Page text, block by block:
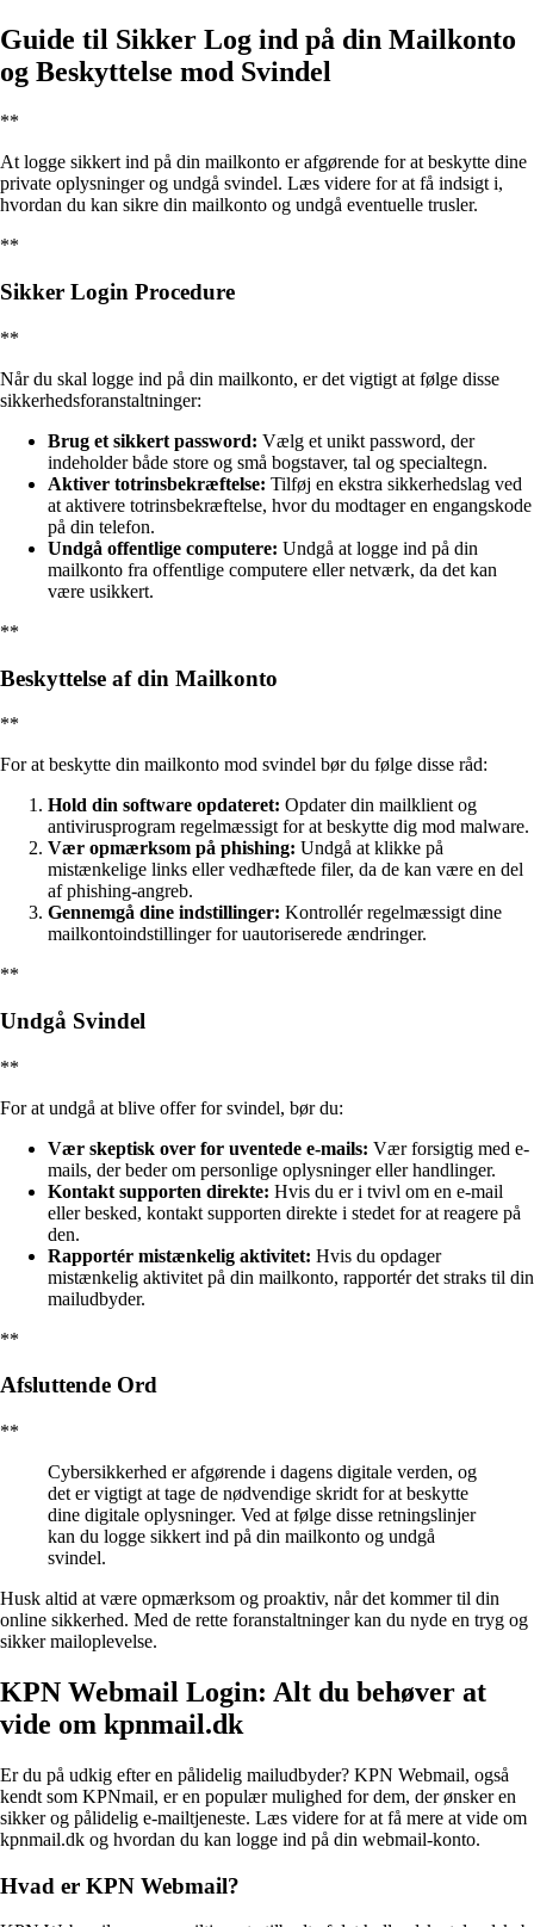
Guide til Sikker Log ind på din Mailkonto
og Beskyttelse mod Svindel
**
At logge sikkert ind på din mailkonto er afgørende for at beskytte dine
private oplysninger og undgå svindel. Læs videre for at få indsigt i,
hvordan du kan sikre din mailkonto og undgå eventuelle trusler.
**
Sikker Login Procedure
**
Når du skal logge ind på din mailkonto, er det vigtigt at følge disse
sikkerhedsforanstaltninger:
Brug et sikkert password: Vælg et unikt password, der
indeholder både store og små bogstaver, tal og specialtegn.
Aktiver totrinsbekræftelse: Tilføj en ekstra sikkerhedslag ved
at aktivere totrinsbekræftelse, hvor du modtager en engangskode
på din telefon.
Undgå offentlige computere: Undgå at logge ind på din
mailkonto fra offentlige computere eller netværk, da det kan
være usikkert.
**
Beskyttelse af din Mailkonto
**
For at beskytte din mailkonto mod svindel bør du følge disse råd:
Hold din software opdateret: Opdater din mailklient og
antivirusprogram regelmæssigt for at beskytte dig mod malware.
Vær opmærksom på phishing: Undgå at klikke på
mistænkelige links eller vedhæftede filer, da de kan være en del
af phishing-angreb.
Gennemgå dine indstillinger: Kontrollér regelmæssigt dine
mailkontoindstillinger for uautoriserede ændringer.
**
Undgå Svindel
**
For at undgå at blive offer for svindel, bør du:
Vær skeptisk over for uventede e-mails: Vær forsigtig med e-
mails, der beder om personlige oplysninger eller handlinger.
Kontakt supporten direkte: Hvis du er i tvivl om en e-mail
eller besked, kontakt supporten direkte i stedet for at reagere på
den.
Rapportér mistænkelig aktivitet: Hvis du opdager
mistænkelig aktivitet på din mailkonto, rapportér det straks til din
mailudbyder.
**
Afsluttende Ord
**
Cybersikkerhed er afgørende i dagens digitale verden, og
det er vigtigt at tage de nødvendige skridt for at beskytte
dine digitale oplysninger. Ved at følge disse retningslinjer
kan du logge sikkert ind på din mailkonto og undgå
svindel.
Husk altid at være opmærksom og proaktiv, når det kommer til din
online sikkerhed. Med de rette foranstaltninger kan du nyde en tryg og
sikker mailoplevelse.
KPN Webmail Login: Alt du behøver at
vide om kpnmail.dk
Er du på udkig efter en pålidelig mailudbyder? KPN Webmail, også
kendt som KPNmail, er en populær mulighed for dem, der ønsker en
sikker og pålidelig e-mailtjeneste. Læs videre for at få mere at vide om
kpnmail.dk og hvordan du kan logge ind på din webmail-konto.
Hvad er KPN Webmail?